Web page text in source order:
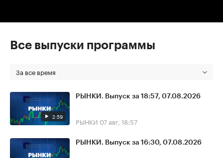
Все выпуски программы
За все время
2:59
РЫНКИ. Выпуск за 18:57, 07.08.2026
РЫНКИ 07 авг, 18:57
РЫНКИ. Выпуск за 16:30, 07.08.2026